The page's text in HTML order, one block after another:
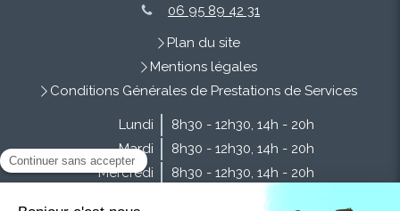
06 95 89 42 31
Plan du site
Mentions légales
Conditions Générales de Prestations de Services
Lundi 8h30 - 12h30, 14h - 20h
Mardi
8h30 - 12h30, 14h - 20h
Mercredi
8h30 - 12h30, 14h - 20h